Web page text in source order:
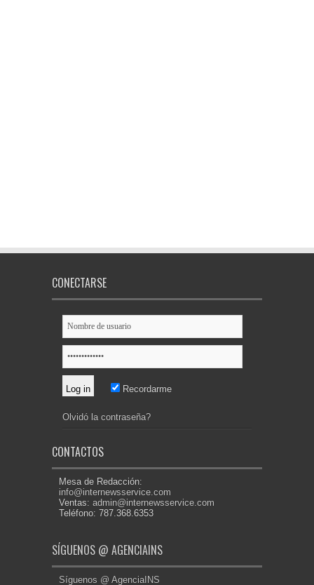
CONECTARSE
Recordarme
Olvidó la contraseña?
CONTACTOS
Mesa de Redacción:
info@internewsservice.com
Ventas: admin@internewsservice.com
Teléfono: 787.368.6353
SÍGUENOS @ AGENCIAINS
Síguenos @ AgenciaINS